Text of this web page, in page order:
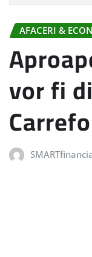
AFACERI &
vor fi